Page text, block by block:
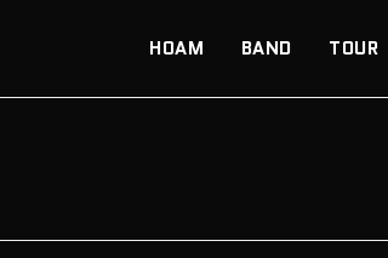
HOAM BAND TOUR